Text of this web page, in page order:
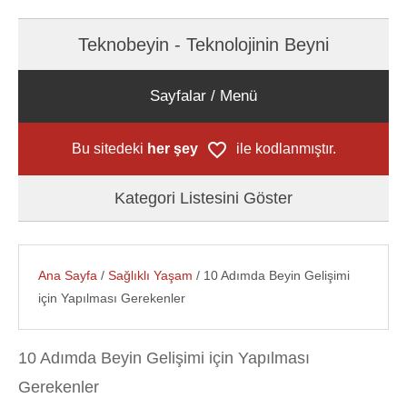
Teknobeyin - Teknolojinin Beyni
Sayfalar / Menü
Bu sitedeki her şey ile kodlanmıştır.
Kategori Listesini Göster
Ana Sayfa /Sağlıklı Yaşam / 10 Adımda Beyin Gelişimi
için Yapılması Gerekenler
10 Adımda Beyin Gelişimi için Yapılması
Gerekenler